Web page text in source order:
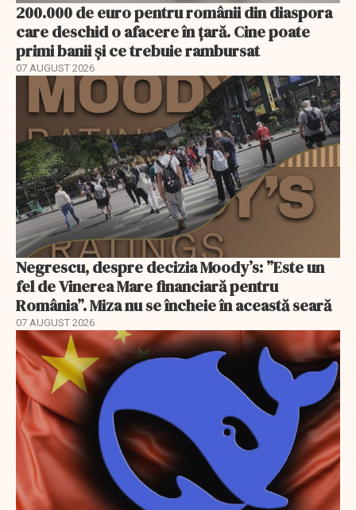
200.000 de euro pentru românii din diaspora
care deschid o afacere în țară. Cine poate
primi banii și ce trebuie rambursat
07 AUGUST 2026
Negrescu, despre decizia Moody’s: ”Este un
fel de Vinerea Mare financiară pentru
România”. Miza nu se încheie în această seară
07 AUGUST 2026